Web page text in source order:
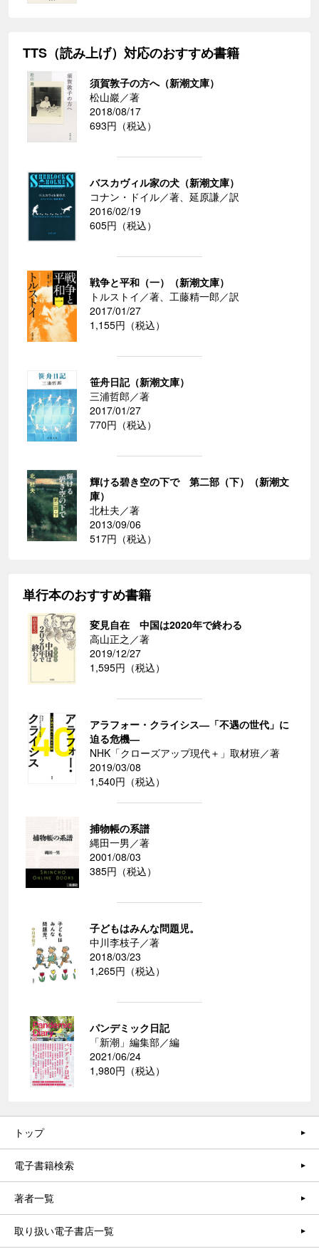
TTS（読み上げ）対応のおすすめ書籍
須賀敦子の方へ（新潮文庫）
松山巖／著
2018/08/17
693円（税込）
バスカヴィル家の犬（新潮文庫）
コナン・ドイル／著、延原謙／訳
2016/02/19
605円（税込）
戦争と平和（一）（新潮文庫）
トルストイ／著、工藤精一郎／訳
2017/01/27
1,155円（税込）
笹舟日記（新潮文庫）
三浦哲郎／著
2017/01/27
770円（税込）
輝ける碧き空の下で 第二部（下）（新潮文
庫）
北杜夫／著
2013/09/06
517円（税込）
単行本のおすすめ書籍
変見自在 中国は2020年で終わる
高山正之／著
2019/12/27
1,595円（税込）
アラフォー・クライシス―「不遇の世代」に
迫る危機―
NHK「クローズアップ現代＋」取材班／著
2019/03/08
1,540円（税込）
捕物帳の系譜
縄田一男／著
2001/08/03
385円（税込）
子どもはみんな問題児。
中川李枝子／著
2018/03/23
1,265円（税込）
パンデミック日記
「新潮」編集部／編
2021/06/24
1,980円（税込）
トップ
電子書籍検索
著者一覧
取り扱い電子書店一覧